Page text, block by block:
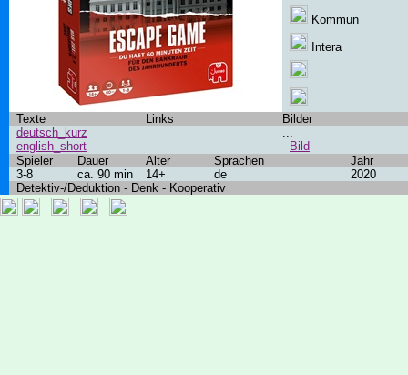
Kommun
Intera
Texte Links
Bilder
deutsch_kurz
english_short
...
Bild
Spieler
Dauer Alter Sprachen
Jahr
3-8
ca. 90 min 14+ de
2020
Detektiv-/Deduktion - Denk - Kooperativ